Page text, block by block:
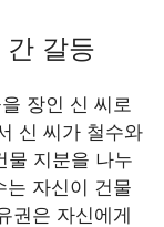
갈등
장인 신 씨로
신 씨가 철수와
물 지분을 나누
는 자신이 건물
권은 자신에게